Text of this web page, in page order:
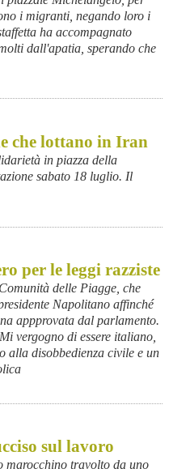
i migranti, negando loro i
ha accompagnato
dall'apatia, sperando che
che lottano in Iran
in piazza della
sabato 18 luglio. Il
per le leggi razziste
delle Piagge, che
Napolitano affinché
appprovata dal parlamento.
vergogno di essere italiano,
alla disobbedienza civile e un
sul lavoro
marocchino travolto da uno